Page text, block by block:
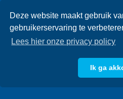
Deze website maakt gebruik
gebruikerservaring te
Lees hier onze privacy policy
Ik ga
naar